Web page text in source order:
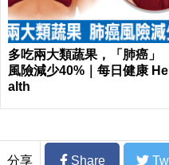
多吃兩大類蔬果，「肺癌」
風險減少40%｜每日健康 He
alth
分享 Share